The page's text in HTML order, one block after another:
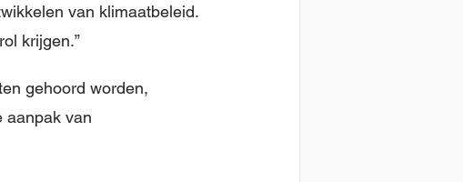
van klimaatbeleid.
krijgen.”
gehoord worden,
aanpak van